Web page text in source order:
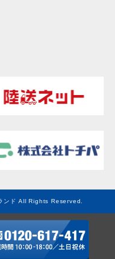
ンド All Rights Reserved.